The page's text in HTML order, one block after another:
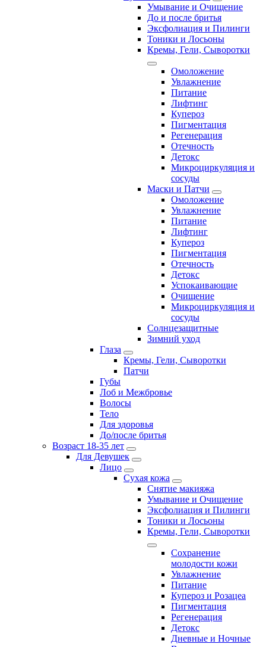
Умывание и Очищение
До и после бритья
Эксфолиация и Пилинги
Тоники и Лосьоны
Кремы, Гели, Сыворотки
Омоложение
Увлажнение
Питание
Лифтинг
Купероз
Пигментация
Регенерация
Отечность
Детокс
Микроциркуляция и
сосуды
Маски и Патчи
Омоложение
Увлажнение
Питание
Лифтинг
Купероз
Пигментация
Отечность
Детокс
Успокаивающие
Очищение
Микроциркуляция и
сосуды
Солнцезащитные
Зимний уход
Глаза
Кремы, Гели, Сыворотки
Патчи
Губы
Лоб и Межбровье
Волосы
Тело
Для здоровья
До/после бритья
Возраст 18-35 лет
Для Девушек
Лицо
Сухая кожа
Снятие макияжа
Умывание и Очищение
Эксфолиация и Пилинги
Тоники и Лосьоны
Кремы, Гели, Сыворотки
Сохранение
молодости кожи
Увлажнение
Питание
Купероз и Розацеа
Пигментация
Регенерация
Детокс
Дневные и Ночные